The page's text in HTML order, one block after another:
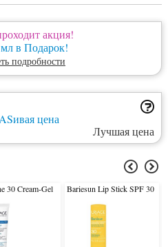
акция!
в Подарок!
подробности
цена
Лучшая цена
30 Cream-Gel Bariesun Lip Stick SPF 30